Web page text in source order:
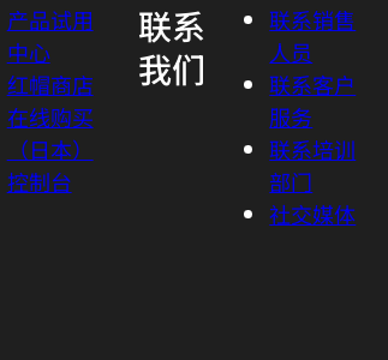
产品试用
中心
红帽商店
在线购买
（日本）
控制台
联系
我们
联系销售
人员
联系客户
服务
联系培训
部门
社交媒体